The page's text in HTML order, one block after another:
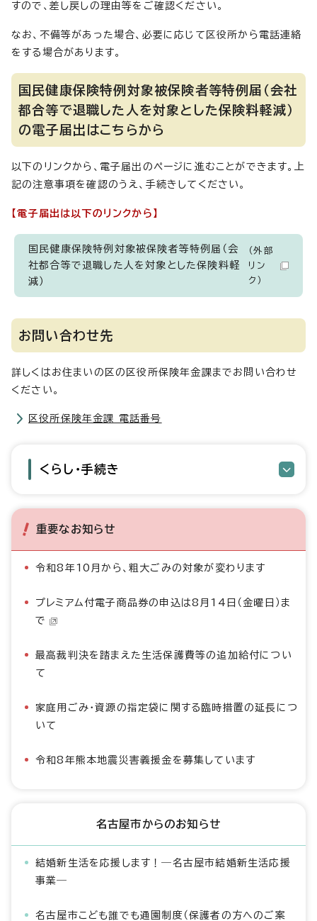
すので、差し戻しの理由等をご確認ください。
なお、不備等があった場合、必要に応じて区役所から電話連絡
をする場合があります。
国民健康保険特例対象被保険者等特例届（会社
都合等で退職した人を対象とした保険料軽減）
の電子届出はこちらから
以下のリンクから、電子届出のページに進むことができます。上
記の注意事項を確認のうえ、手続きしてください。
【電子届出は以下のリンクから】
国民健康保険特例対象被保険者等特例届（会
社都合等で退職した人を対象とした保険料軽
減）
（外部
リン
ク）
お問い合わせ先
詳しくはお住まいの区の区役所保険年金課までお問い合わせ
ください。
区役所保険年金課 電話番号
くらし・手続き
重要なお知らせ
令和8年10月から、粗大ごみの対象が変わります
プレミアム付電子商品券の申込は8月14日（金曜日）ま
で
最高裁判決を踏まえた生活保護費等の追加給付につい
て
家庭用ごみ・資源の指定袋に関する臨時措置の延長につ
いて
令和8年熊本地震災害義援金を募集しています
名古屋市からのお知らせ
結婚新生活を応援します！―名古屋市結婚新生活応援
事業―
名古屋市こども誰でも通園制度（保護者の方へのご案